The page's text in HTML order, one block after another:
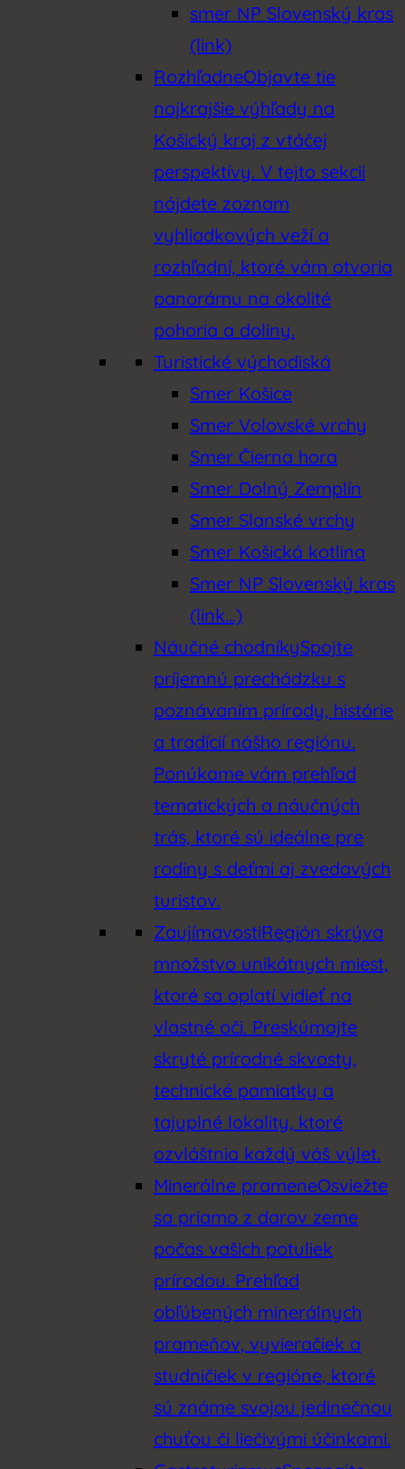
smer NP Slovenský kras
(link)
RozhľadneObjavte tie
najkrajšie výhľady na
Košický kraj z vtáčej
perspektívy. V tejto sekcii
nájdete zoznam
vyhliadkových veží a
rozhľadní, ktoré vám otvoria
panorámu na okolité
pohoria a doliny.
Turistické východiská
Smer Košice
Smer Volovské vrchy
Smer Čierna hora
Smer Dolný Zemplín
Smer Slanské vrchy
Smer Košická kotlina
Smer NP Slovenský kras
(link…)
Náučné chodníkySpojte
príjemnú prechádzku s
poznávaním prírody, histórie
a tradícií nášho regiónu.
Ponúkame vám prehľad
tematických a náučných
trás, ktoré sú ideálne pre
rodiny s deťmi aj zvedavých
turistov.
ZaujímavostiRegión skrýva
množstvo unikátnych miest,
ktoré sa oplatí vidieť na
vlastné oči. Preskúmajte
skryté prírodné skvosty,
technické pamiatky a
tajuplné lokality, ktoré
ozvláštnia každý váš výlet.
Minerálne prameneOsviežte
sa priamo z darov zeme
počas vašich potuliek
prírodou. Prehľad
obľúbených minerálnych
prameňov, vyvieračiek a
studničiek v regióne, ktoré
sú známe svojou jedinečnou
chuťou či liečivými účinkami.